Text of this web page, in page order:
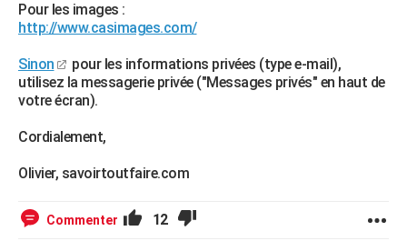
Pour les images :
http://www.casimages.com/
Sinon
pour les informations privées (type e-mail),
utilisez la messagerie privée ("Messages privés" en haut de
votre écran).
Cordialement,
Olivier, savoirtoutfaire.com
Commenter 12